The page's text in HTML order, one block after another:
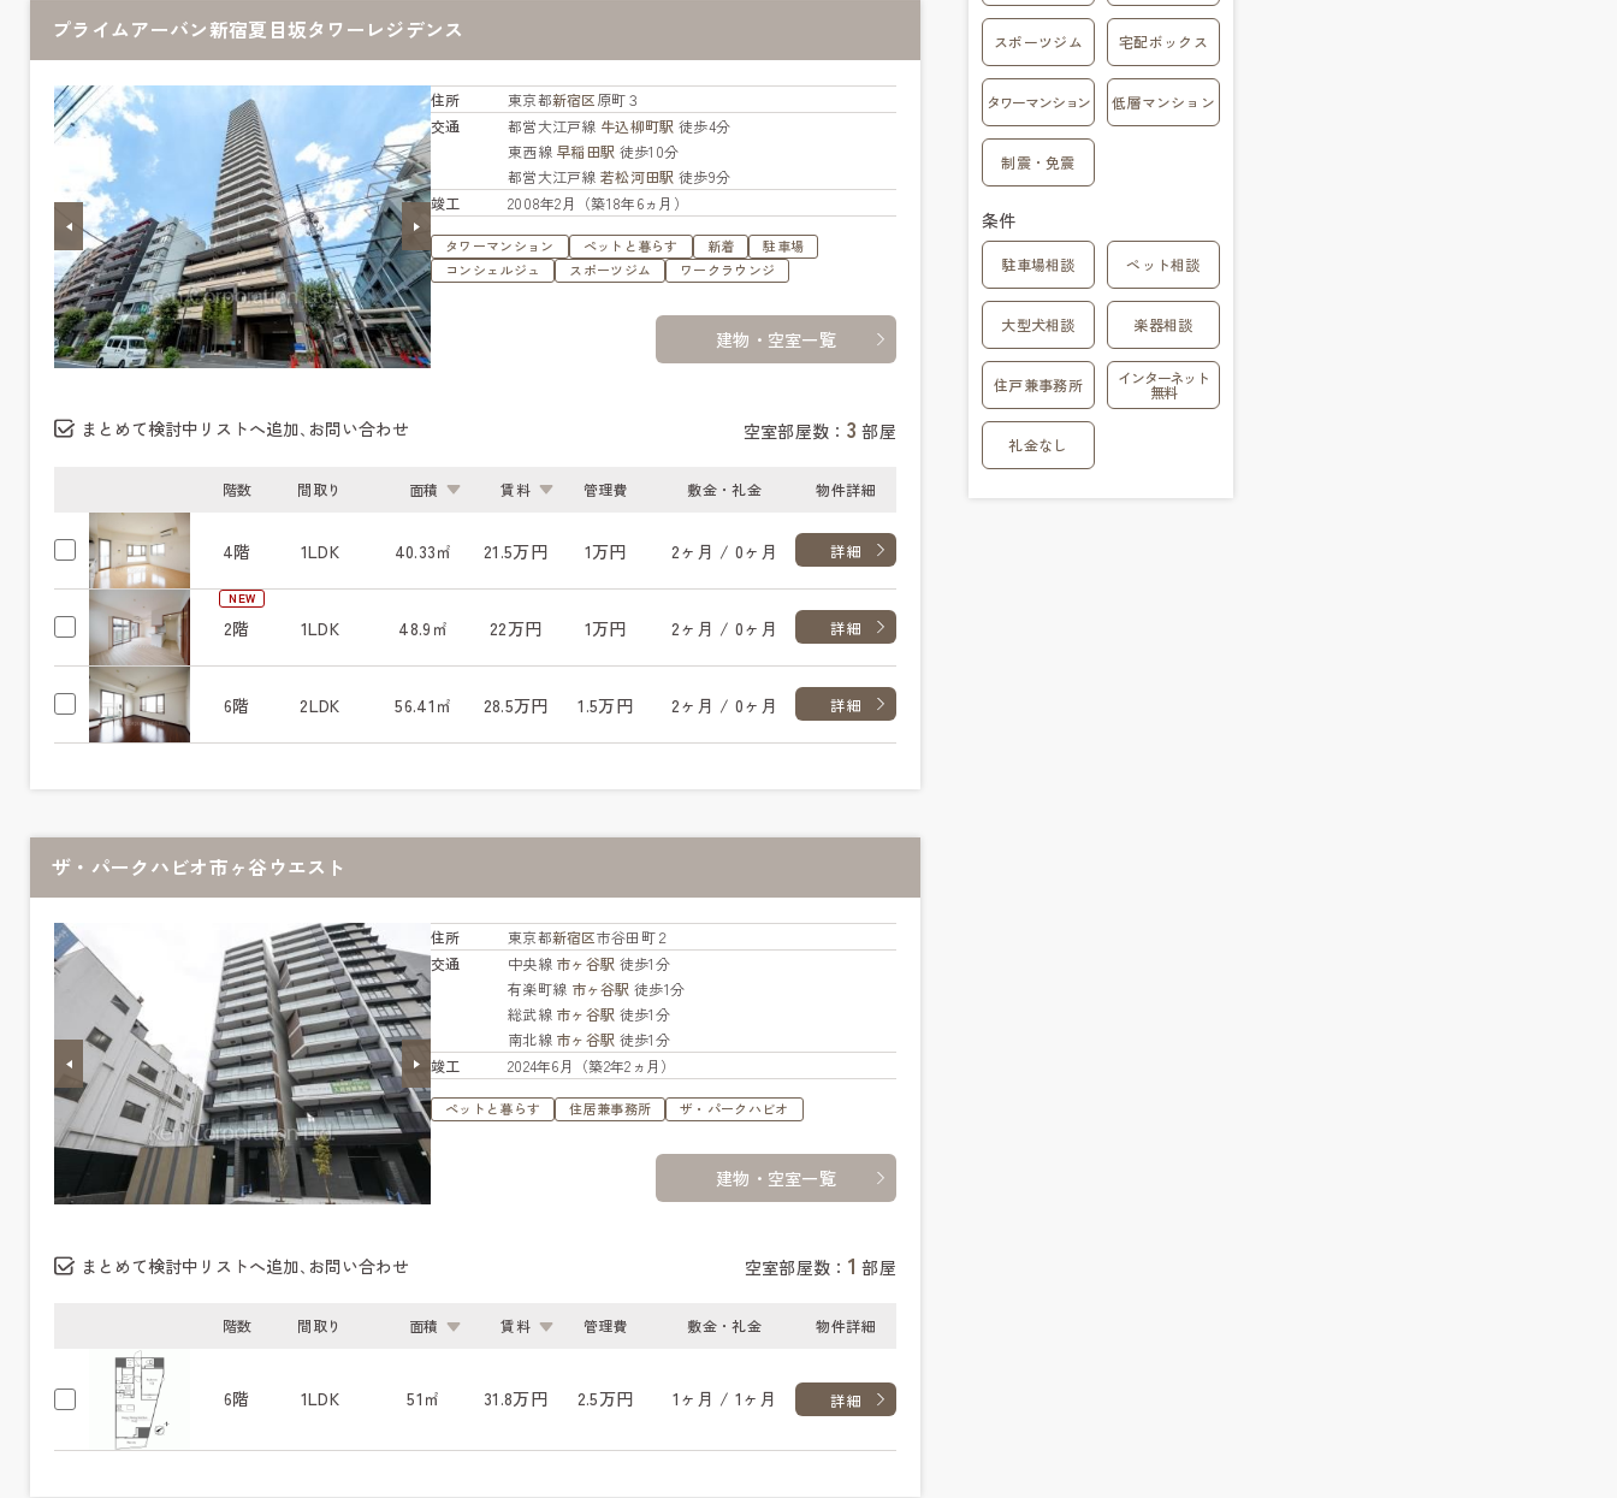
プライムアーバン新宿夏目坂タワーレジデンス
住所 東京都新宿区原町３
交通
都営大江戸線 牛込柳町駅 徒歩4分
東西線 早稲田駅 徒歩10分
都営大江戸線若松河田駅 徒歩9分
竣工
2008年2月（築18年6ヵ月）
タワーマンション ペットと暮らす 新着
駐車場
コンシェルジュ
スポーツジム ワークラウンジ
建物・空室一覧
まとめて検討中リストへ追加､お問い合わせ 空室部屋数： 3 部屋
階数 間取り 面積 賃料 管理費 敷金・礼金 物件詳細
詳細
4階 1LDK 40.33㎡ 21.5万円 1万円 2ヶ月 / 0ヶ月
NEW
詳細
2階 1LDK 48.9㎡ 22万円 1万円 2ヶ月 / 0ヶ月
詳細
6階 2LDK 56.41㎡ 28.5万円 1.5万円 2ヶ月 / 0ヶ月
ザ・パークハビオ市ヶ谷ウエスト
住所 東京都新宿区市谷田町２
交通
中央線 市ヶ谷駅 徒歩1分
有楽町線 市ヶ谷駅 徒歩1分
総武線 市ヶ谷駅 徒歩1分
南北線 市ヶ谷駅 徒歩1分
竣工
2024年6月（築2年2ヵ月）
ペットと暮らす 住居兼事務所 ザ・パークハビオ
建物・空室一覧
まとめて検討中リストへ追加､お問い合わせ 空室部屋数： 1 部屋
階数 間取り 面積 賃料 管理費 敷金・礼金 物件詳細
詳細
6階 1LDK 51㎡ 31.8万円 2.5万円 1ヶ月 / 1ヶ月
スポーツジム 宅配ボックス
タワーマンション 低層マンション
制震・免震
条件
駐車場相談 ペット相談
大型犬相談 楽器相談
住戸兼事務所 インターネット
無料
礼金なし